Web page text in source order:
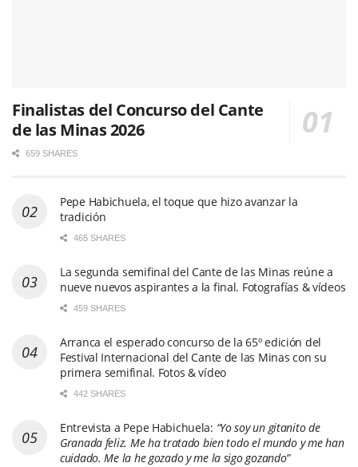
Finalistas del Concurso del Cante
de las Minas 2026
659 SHARES
Pepe Habichuela, el toque que hizo avanzar la
tradición
465 SHARES
La segunda semifinal del Cante de las Minas reúne a
nueve nuevos aspirantes a la final. Fotografías & vídeos
459 SHARES
Arranca el esperado concurso de la 65º edición del
Festival Internacional del Cante de las Minas con su
primera semifinal. Fotos & vídeo
442 SHARES
Entrevista a Pepe Habichuela: “Yo soy un gitanito de
Granada feliz. Me ha tratado bien todo el mundo y me han
cuidado. Me la he gozado y me la sigo gozando”